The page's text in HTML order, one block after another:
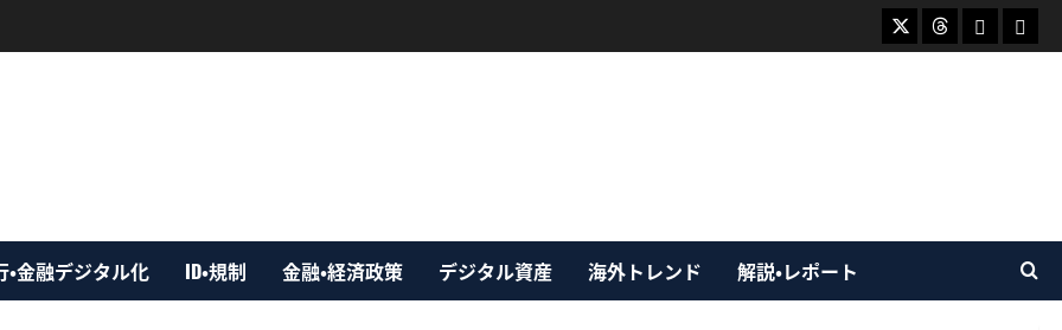
X ThreadsBluesky
・金融デジタル化 ID・規制 金融・経済政策 デジタル資産 海外トレンド 解説・レポート